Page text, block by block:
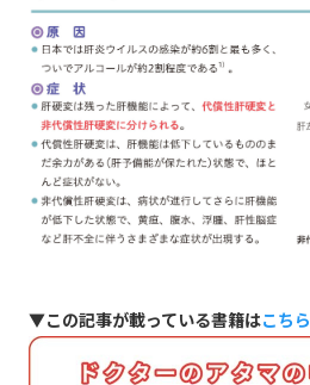
▼この記事が載っている書籍はこちら